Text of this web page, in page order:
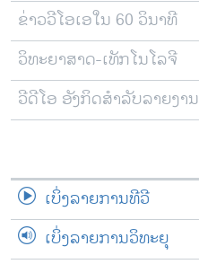
ພາສາຕ່າງໆ
ຂ່າວວີໂອເອໃນ 60 ວິນາທີ
ວິທະຍາສາດ-ເທັກໂນໂລຈີ
ວີດີໂອ ອັງກິດສຳລັບລາຍງານ
ເບິ່ງລາຍການທີວີ
ເບິ່ງລາຍການວິທະຍຸ